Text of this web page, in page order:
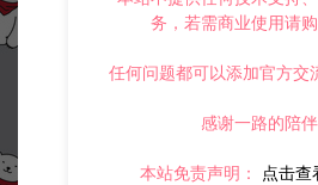
务，若需商业使用请购
任何问题都可以添加官方交
感谢一路的陪伴
本站免责声明： 点击查